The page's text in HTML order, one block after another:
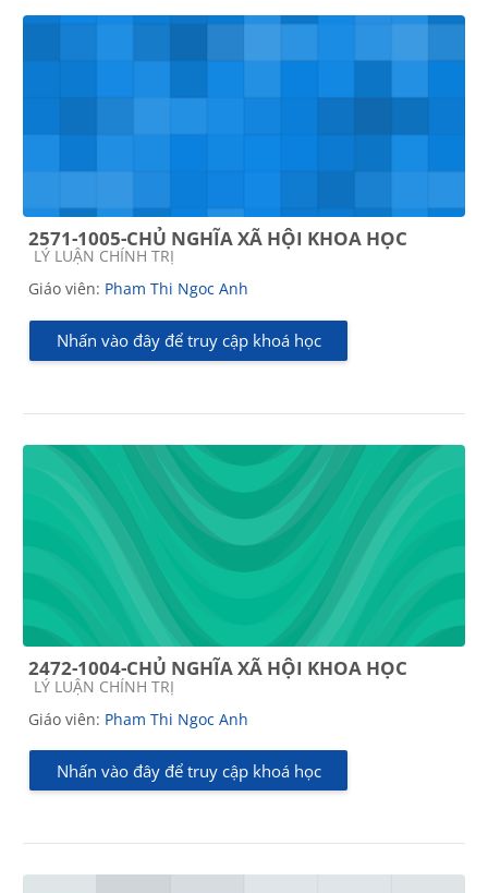
2571-1005-CHỦ NGHĨA XÃ HỘI KHOA HỌC
Các loại khóa học
LÝ LUẬN CHÍNH TRỊ
Giáo viên: Pham Thi Ngoc Anh
Nhấn vào đây để truy cập khoá học
2472-1004-CHỦ NGHĨA XÃ HỘI KHOA HỌC
Các loại khóa học
LÝ LUẬN CHÍNH TRỊ
Giáo viên: Pham Thi Ngoc Anh
Nhấn vào đây để truy cập khoá học